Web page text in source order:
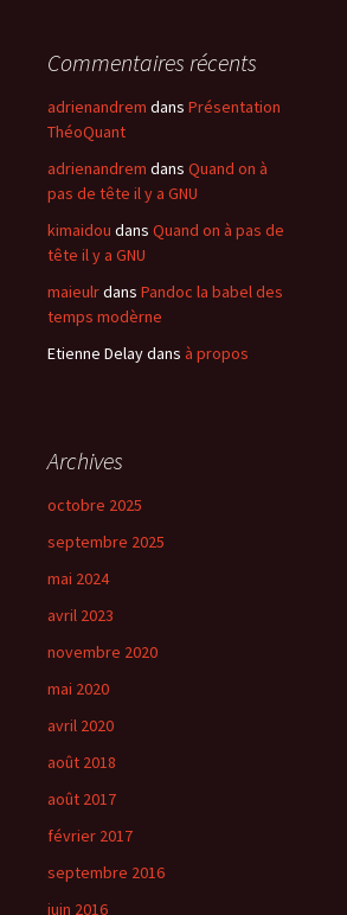
Commentaires récents
adrienandrem dans Présentation
ThéoQuant
adrienandrem dans Quand on à
pas de tête il y a GNU
kimaidou dans Quand on à pas de
tête il y a GNU
maieulrdans Pandoc la babel des
temps modèrne
Etienne Delaydans à propos
Archives
octobre 2025
septembre 2025
mai 2024
avril 2023
novembre 2020
mai 2020
avril 2020
août 2018
août 2017
février 2017
septembre 2016
juin 2016